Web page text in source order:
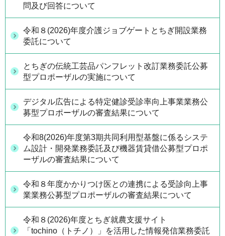
問及び回答について
令和８(2026)年度介護ジョブゲートとちぎ開設業務
委託について
とちぎの伝統工芸品パンフレット改訂業務委託公募
型プロポーザルの実施について
デジタル広告による特定健診受診率向上事業業務公
募型プロポーザルの審査結果について
令和8(2026)年度第3期共同利用型基盤に係るシステ
ム設計・開発業務委託及び機器賃貸借公募型プロポ
ーザルの審査結果について
令和８年度かかりつけ医との連携による受診向上事
業業務公募型プロポーザルの審査結果について
令和８(2026)年度とちぎ就農支援サイト
「tochino（トチノ）」を活用した情報発信業務委託